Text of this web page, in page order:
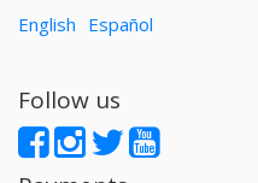
English Español
Follow us